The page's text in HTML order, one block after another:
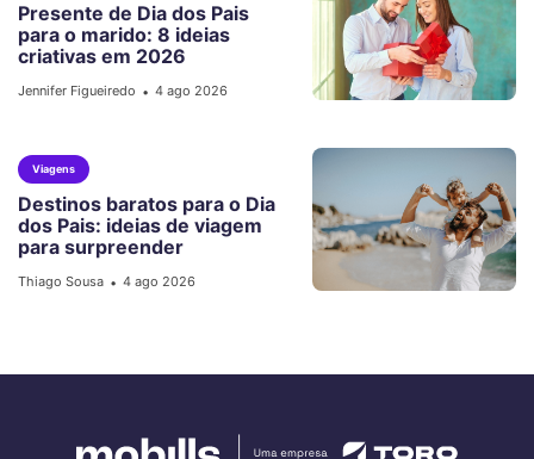
Presente de Dia dos Pais
para o marido: 8 ideias
criativas em 2026
Jennifer Figueiredo • 4 ago 2026
Viagens
Destinos baratos para o Dia
dos Pais: ideias de viagem
para surpreender
Thiago Sousa • 4 ago 2026